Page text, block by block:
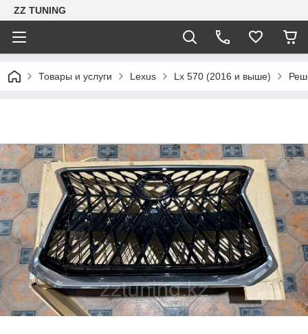
ZZ TUNING
Товары и услуги Lexus Lx 570 (2016 и выше)